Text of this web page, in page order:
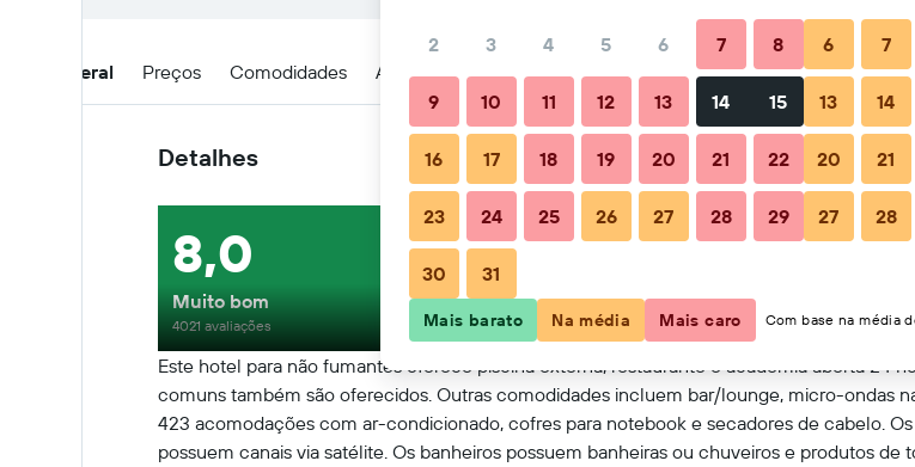
Visão geral Preços Comodidades Avaliações Local Quando reservar Dicas e perguntas
Detalhes
Este hotel para não fumantes oferece piscina externa, restaurante e academia aberta 24
comuns também são oferecidos. Outras comodidades incluem bar/lounge, micro-ondas
423 acomodações com ar-condicionado, cofres para notebook e secadores de cabelo.
possuem canais via satélite. Os banheiros possuem banheiras ou chuveiros e produtos
8,0
Muito bom
4021 avaliações
2 3 4 5 6 7 8
9 10 11 12 13 14 15
16 17 18 19 20 21 22
23 24 25 26 27 28 29
30 31
6 7
13 14
20 21
27 28
Mais barato Na média Mais caro Com base na média